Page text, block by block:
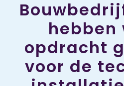
hebben
opdracht
voor de